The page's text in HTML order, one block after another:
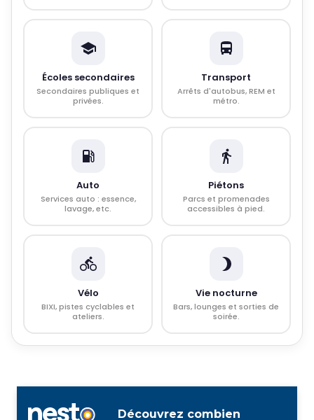
Écoles secondaires
Secondaires publiques et
privées.
Transport
Arrêts d'autobus, REM et
métro.
Auto
Services auto : essence,
lavage, etc.
Piétons
Parcs et promenades
accessibles à pied.
Vélo
BIXI, pistes cyclables et
ateliers.
Vie nocturne
Bars, lounges et sorties de
soirée.